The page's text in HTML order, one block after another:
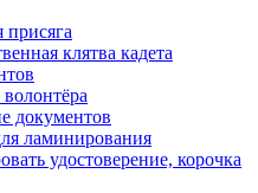
клятва кадета
документов
ламинирования
удостоверение, корочка